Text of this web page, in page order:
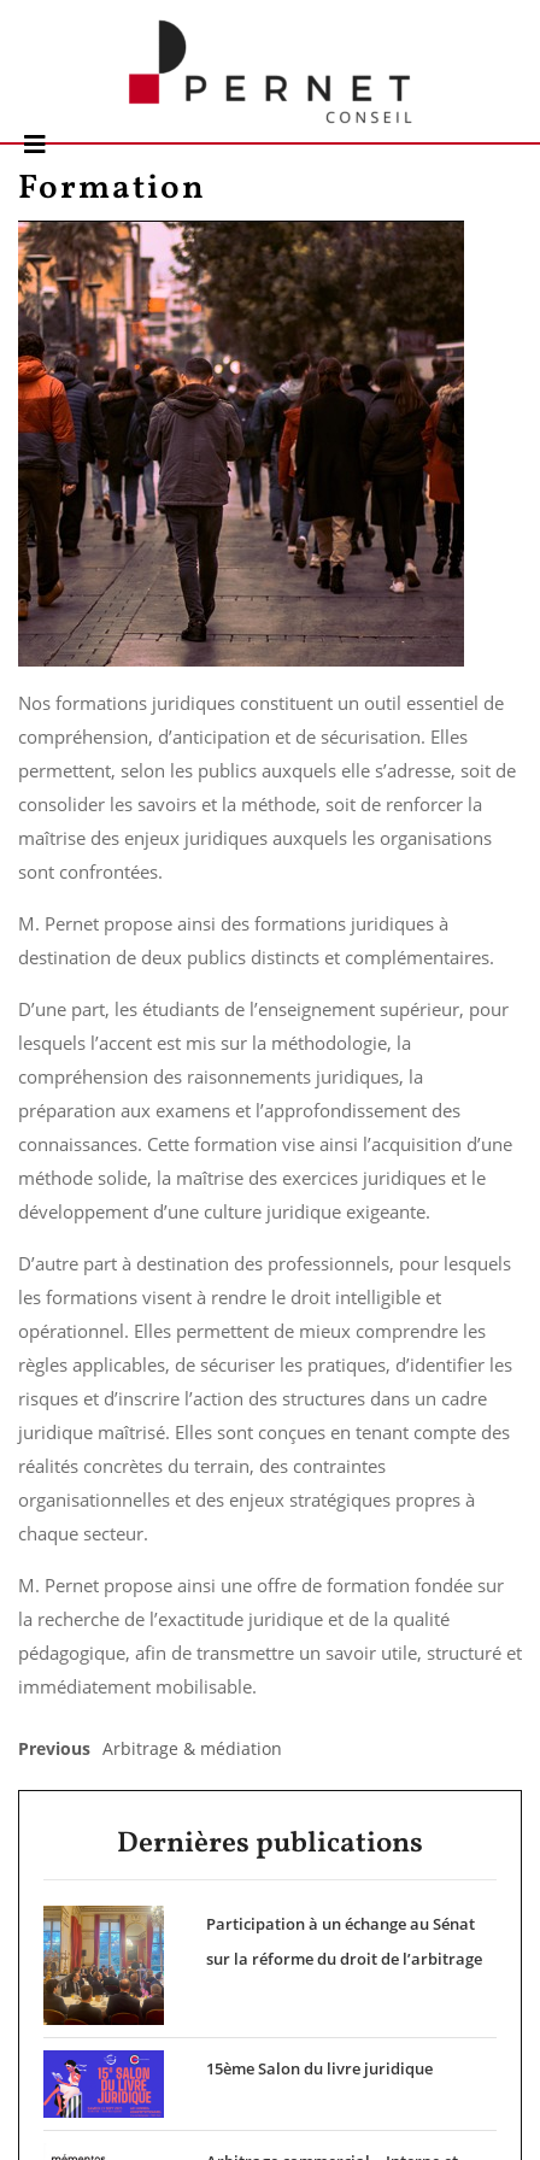
Formation
Nos formations juridiques constituent un outil essentiel de
compréhension, d’anticipation et de sécurisation. Elles
permettent, selon les publics auxquels elle s’adresse, soit de
consolider les savoirs et la méthode, soit de renforcer la
maîtrise des enjeux juridiques auxquels les organisations
sont confrontées.
M. Pernet propose ainsi des formations juridiques à
destination de deux publics distincts et complémentaires.
D’une part, les étudiants de l’enseignement supérieur, pour
lesquels l’accent est mis sur la méthodologie, la
compréhension des raisonnements juridiques, la
préparation aux examens et l’approfondissement des
connaissances. Cette formation vise ainsi l’acquisition d’une
méthode solide, la maîtrise des exercices juridiques et le
développement d’une culture juridique exigeante.
D’autre part à destination des professionnels, pour lesquels
les formations visent à rendre le droit intelligible et
opérationnel. Elles permettent de mieux comprendre les
règles applicables, de sécuriser les pratiques, d’identifier les
risques et d’inscrire l’action des structures dans un cadre
juridique maîtrisé. Elles sont conçues en tenant compte des
réalités concrètes du terrain, des contraintes
organisationnelles et des enjeux stratégiques propres à
chaque secteur.
M. Pernet propose ainsi une offre de formation fondée sur
la recherche de l’exactitude juridique et de la qualité
pédagogique, afin de transmettre un savoir utile, structuré et
immédiatement mobilisable.
Previous Arbitrage & médiation
Dernières publications
Participation à un échange au Sénat
sur la réforme du droit de l’arbitrage
15ème Salon du livre juridique